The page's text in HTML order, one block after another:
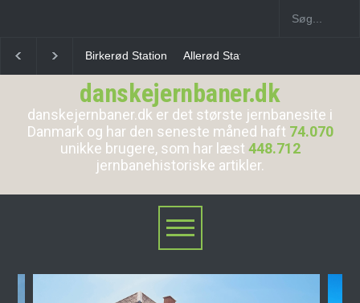
Allerød Station Favrholm Station
danskejernbaner.dk
danskejernbaner.dk er det største jernbanesite i
Danmark og har den seneste måned haft 74.070
unikke brugere, som har læst 448.712
jernbanehistoriske artikler.